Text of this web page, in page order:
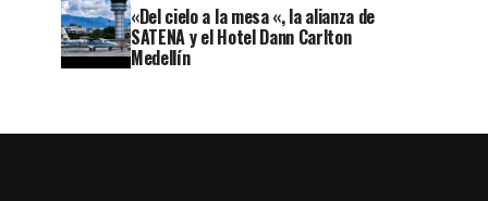
«Del cielo a la mesa «, la alianza de
SATENA y el Hotel Dann Carlton
Medellín